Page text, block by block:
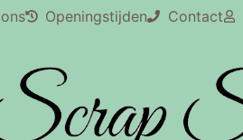
Openingstijden Contact